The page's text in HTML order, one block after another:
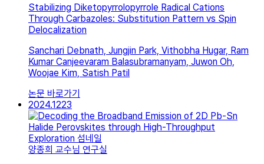
Stabilizing Diketopyrrolopyrrole Radical Cations
Through Carbazoles: Substitution Pattern vs Spin
Delocalization
Sanchari Debnath, Jungjin Park, Vithobha Hugar, Ram
Kumar Canjeevaram Balasubramanyam, Juwon Oh,
Woojae Kim, Satish Patil
논문 바로가기
2024.1223
양종희 교수님 연구실